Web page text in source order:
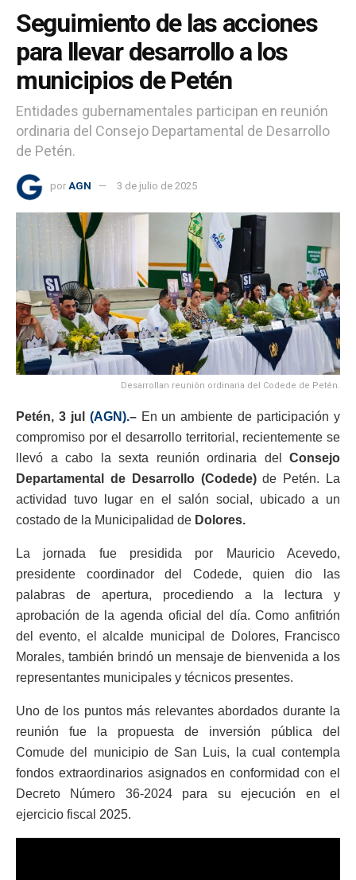
Seguimiento de las acciones
para llevar desarrollo a los
municipios de Petén
Entidades gubernamentales participan en reunión
ordinaria del Consejo Departamental de Desarrollo
de Petén.
por AGN 3 de julio de 2025
Desarrollan reunión ordinaria del Codede de Petén.
Petén, 3 jul (AGN).–En un ambiente de participación y
compromiso por el desarrollo territorial, recientemente se
llevó a cabo la sexta reunión ordinaria del Consejo
Departamental de Desarrollo (Codede)de Petén. La
actividad tuvo lugar en el salón social, ubicado a un
costado de la Municipalidad de Dolores.
La jornada fue presidida por Mauricio Acevedo,
presidente coordinador del Codede, quien dio las
palabras de apertura, procediendo a la lectura y
aprobación de la agenda oficial del día. Como anfitrión
del evento, el alcalde municipal de Dolores, Francisco
Morales, también brindó un mensaje de bienvenida a los
representantes municipales y técnicos presentes.
Uno de los puntos más relevantes abordados durante la
reunión fue la propuesta de inversión pública del
Comude del municipio de San Luis, la cual contempla
fondos extraordinarios asignados en conformidad con el
Decreto Número 36-2024 para su ejecución en el
ejercicio fiscal 2025.